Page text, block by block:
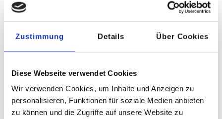
Zustimmung Details Über Cookies
Diese Webseite verwendet Cookies
Wir verwenden Cookies, um Inhalte und Anzeigen zu
personalisieren, Funktionen für soziale Medien anbieten
zu können und die Zugriffe auf unsere Website zu